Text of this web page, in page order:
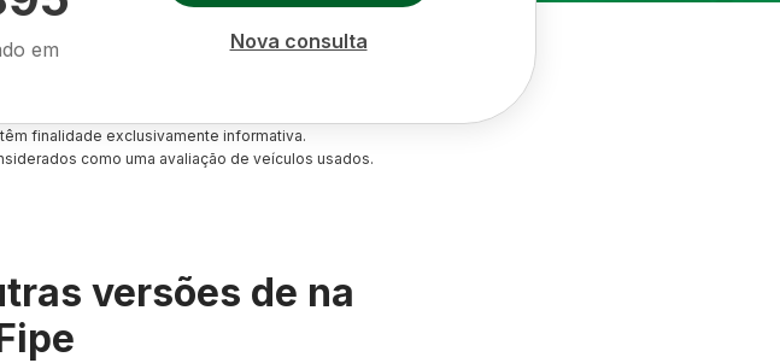
em
Nova consulta
finalidade exclusivamente informativa.
como uma avaliação de veículos usados.
versões de na